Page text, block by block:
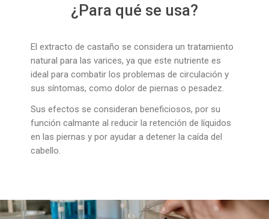
¿Para qué se usa?
El extracto de castaño se considera un tratamiento
natural para las varices, ya que este nutriente es
ideal para combatir los problemas de circulación y
sus síntomas, como dolor de piernas o pesadez.
Sus efectos se consideran beneficiosos, por su
función calmante al reducir la retención de líquidos
en las piernas y por ayudar a detener la caída del
cabello.